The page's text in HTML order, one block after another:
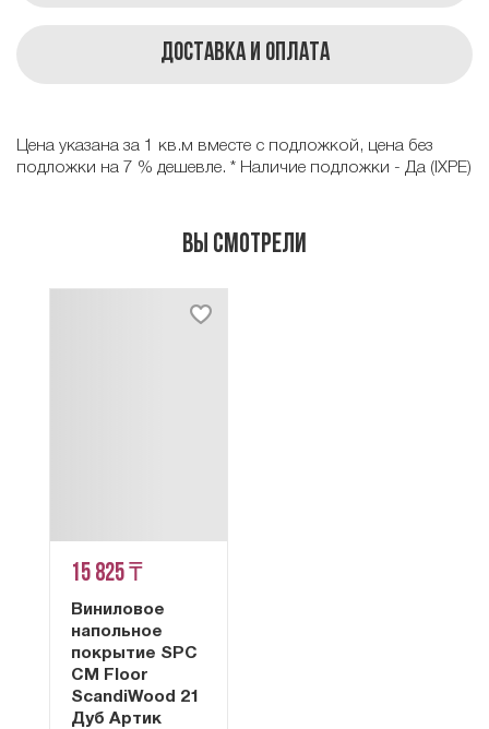
Доставка и оплата
Цена указана за 1 кв.м вместе с подложкой, цена без
подложки на 7 % дешевле. * Наличие подложки - Да (IXPE)
Вы смотрели
15 825 ₸
Виниловое
напольное
покрытие SPC
CM Floor
ScandiWood 21
Дуб Артик